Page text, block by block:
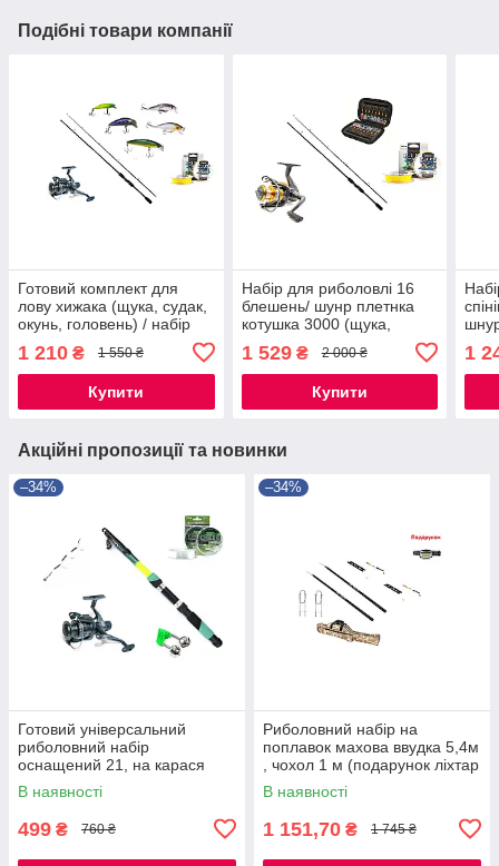
Подібні товари компанії
Готовий комплект для
лову хижака (щука, судак,
окунь, головень) / набір
для рибалки на подарунок
1 210 ₴ 1 550 ₴
Купити
Набір для риболовлі 16
блешень/ шунр плетнка
котушка 3000 (щука,
комплект для рибалки/
комплект рибалки
1 529₴ 2 000 ₴
Купити
1
Акційні пропозиції та новинки
–34%
Готовий універсальний
риболовний набір
оснащений 21, на карася
,коропа, ляща, плотва
В наявності
499 ₴ 760 ₴
–34%
Риболовний набір на
поплавок махова ввудка 5,4м
, чохол 1 м (подарунок ліхтар
)В наявності
1 151,70 ₴ 1 745 ₴